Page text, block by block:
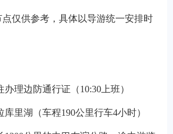
点仅供参考，具体以导游统一安排时
理边防通行证（10:30上班）
库里湖（车程190公里行车4小时）